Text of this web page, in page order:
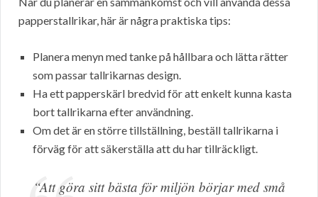
papperstallrikar, här är några praktiska tips:
Planera menyn med tanke på hållbara och lätta rätter
som passar tallrikarnas design.
Ha ett papperskärl bredvid för att enkelt kunna kasta
bort tallrikarna efter användning.
Om det är en större tillställning, beställ tallrikarna i
förväg för att säkerställa att du har tillräckligt.
“Att göra sitt bästa för miljön börjar med små